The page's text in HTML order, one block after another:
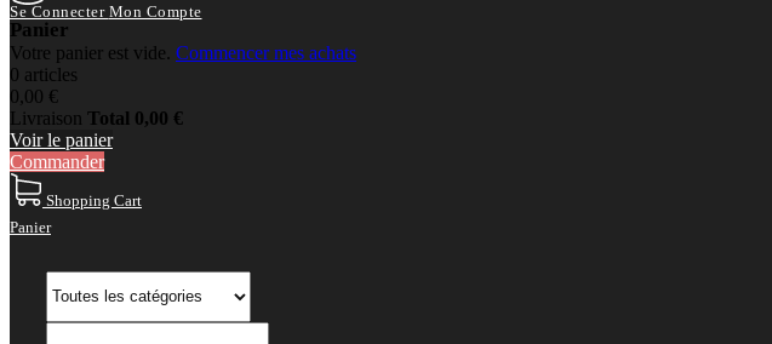
Se Connecter Mon Compte
Panier
Votre panier est vide. Commencer mes achats
0 articles
0,00 €
Livraison Total 0,00 €
Voir le panier
Commander
Shopping Cart
Panier